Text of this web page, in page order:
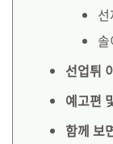
솔
선업튀
예고편
함께 보